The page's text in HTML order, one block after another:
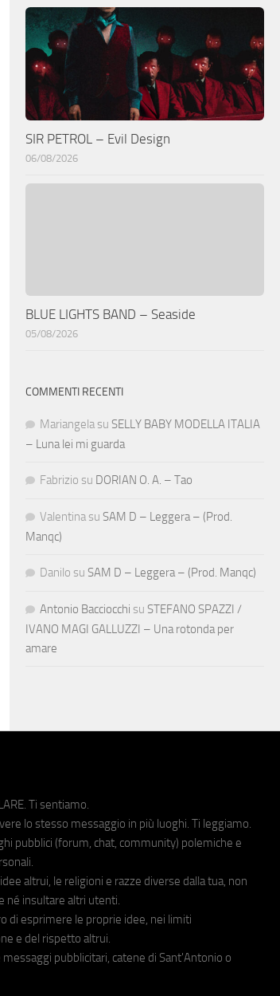
SIR PETROL – Evil Design
06/08/2026
BLUE LIGHTS BAND – Seaside
05/08/2026
COMMENTI RECENTI
Mariangela su SELLY BABY MODELLA ITALIA
– Luna lei mi guarda
Fabrizio su DORIAN O. A. – Tao
Valentina su SAM D – Leggera – (Prod.
Manqc)
Danilo su SAM D – Leggera – (Prod. Manqc)
Antonio Bacciocchi su STEFANO SPAZZI /
IVANO MAGI GALLUZZI – Una rotonda per
amare
Ti sentiamo.
lo stesso messaggio in più luoghi. Ti leggiamo.
pubblici (forum, chat, community) polemiche e
altrui, le religioni e razze diverse dalla tua, non
né insultare altri utenti.
di esprimere le proprie idee, nei limiti
e del rispetto altrui.
messaggi pubblicitari, catene di Sant'Antonio o